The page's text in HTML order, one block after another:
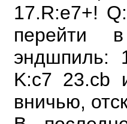
17.R:e7+!
перейти
эндшпиль:
K:c7 23.cb
вничью,